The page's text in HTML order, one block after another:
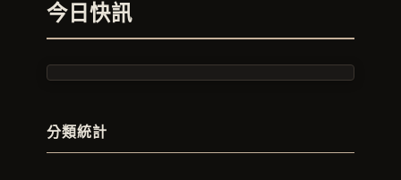
今日快訊
分類統計